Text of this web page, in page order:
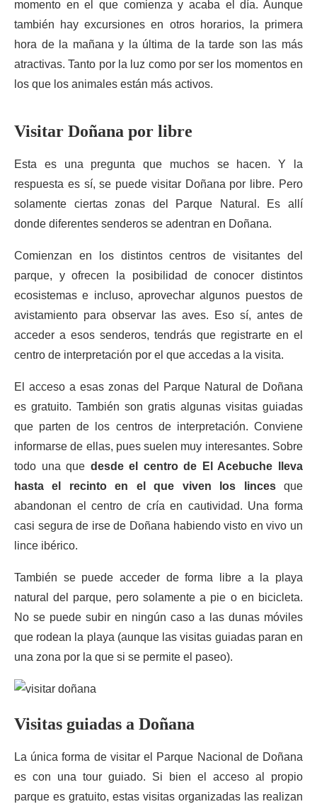
momento en el que comienza y acaba el día. Aunque
también hay excursiones en otros horarios, la primera
hora de la mañana y la última de la tarde son las más
atractivas. Tanto por la luz como por ser los momentos en
los que los animales están más activos.
Visitar Doñana por libre
Esta es una pregunta que muchos se hacen. Y la
respuesta es sí, se puede visitar Doñana por libre. Pero
solamente ciertas zonas del Parque Natural. Es allí
donde diferentes senderos se adentran en Doñana.
Comienzan en los distintos centros de visitantes del
parque, y ofrecen la posibilidad de conocer distintos
ecosistemas e incluso, aprovechar algunos puestos de
avistamiento para observar las aves. Eso sí, antes de
acceder a esos senderos, tendrás que registrarte en el
centro de interpretación por el que accedas a la visita.
El acceso a esas zonas del Parque Natural de Doñana
es gratuito. También son gratis algunas visitas guiadas
que parten de los centros de interpretación. Conviene
informarse de ellas, pues suelen muy interesantes. Sobre
todo una que desde el centro de El Acebuche lleva
hasta el recinto en el que viven los lincesque
abandonan el centro de cría en cautividad. Una forma
casi segura de irse de Doñana habiendo visto en vivo un
lince ibérico.
También se puede acceder de forma libre a la playa
natural del parque, pero solamente a pie o en bicicleta.
No se puede subir en ningún caso a las dunas móviles
que rodean la playa (aunque las visitas guiadas paran en
una zona por la que si se permite el paseo).
Visitas guiadas a Doñana
La única forma de visitar el Parque Nacional de Doñana
es con una tour guiado. Si bien el acceso al propio
parque es gratuito, estas visitas organizadas las realizan